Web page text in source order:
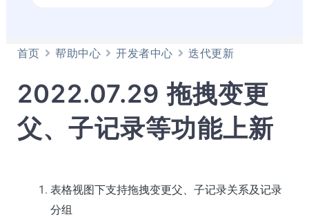
首页 帮助中心 开发者中心 迭代更新
2022.07.29 拖拽变更
父、子记录等功能上新
表格视图下支持拖拽变更父、子记录关系及记录
分组